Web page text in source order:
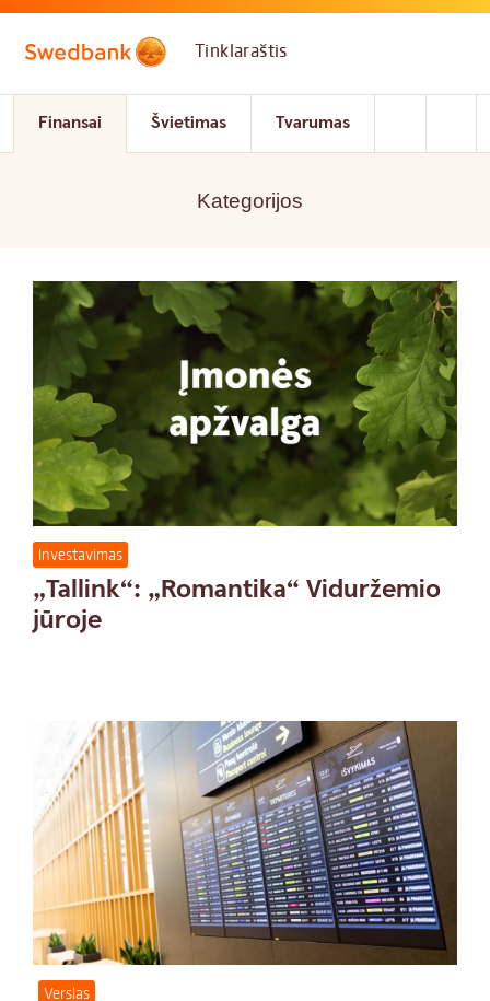
Skip to main content
Tinklaraštis
Finansai Švietimas Tvarumas
Kategorijos
Investavimas
„Tallink“: „Romantika“ Viduržemio
jūroje
Verslas